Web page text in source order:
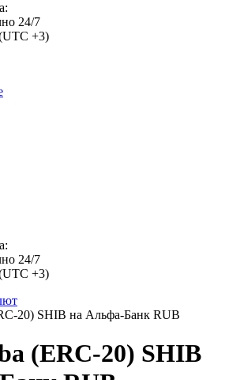
24/7
+3)
24/7
+3)
20) SHIB на Альфа-Банк RUB
(ERC-20) SHIB